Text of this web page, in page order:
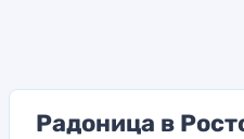
Радоница в